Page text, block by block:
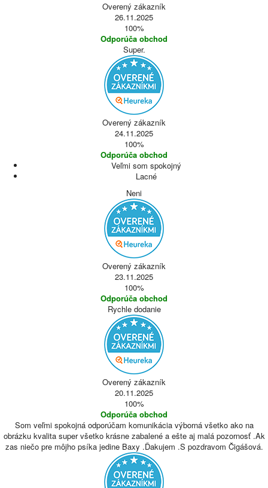
Overený zákazník
26.11.2025
100%
Odporúča obchod
Super.
Overený zákazník
24.11.2025
100%
Odporúča obchod
Veľmi som spokojný
Lacné
Neni
Overený zákazník
23.11.2025
100%
Odporúča obchod
Rychle dodanie
Overený zákazník
20.11.2025
100%
Odporúča obchod
Som veľmi spokojná odporúčam komunikácia výborná všetko ako na
obrázku kvalita super všetko krásne zabalené a ešte aj malá pozornosť .Ak
zas niečo pre môjho psíka jedine Baxy .Ďakujem .S pozdravom Čigášová.